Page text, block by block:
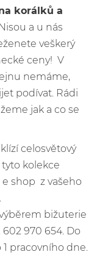
korálků a
a u nás
veškerý
ceny! V
nemáme,
podívat. Rádi
jak a co se
celosvětový
kolekce
shop z vašeho
bižuterie
970 654. Do
pracovního dne.